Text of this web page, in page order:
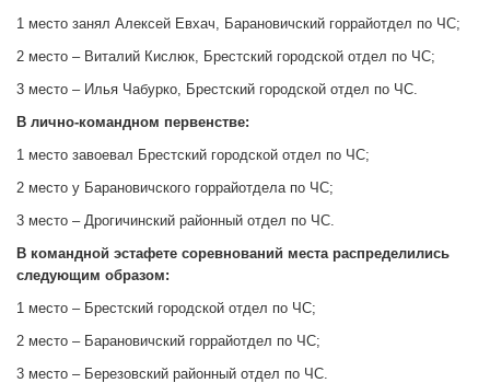
1 место занял Алексей Евхач, Барановичский горрайотдел по ЧС;
2 место – Виталий Кислюк, Брестский городской отдел по ЧС;
3 место – Илья Чабурко, Брестский городской отдел по ЧС.
В лично-командном первенстве:
1 место завоевал Брестский городской отдел по ЧС;
2 место у Барановичского горрайотдела по ЧС;
3 место – Дрогичинский районный отдел по ЧС.
В командной эстафете соревнований места распределились
следующим образом:
1 место – Брестский городской отдел по ЧС;
2 место – Барановичский горрайотдел по ЧС;
3 место – Березовский районный отдел по ЧС.